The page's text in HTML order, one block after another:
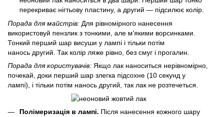
перекриває нігтьову пластину, а другий — підсилює колір.
Порада для майстрів: Для рівномірного нанесення
використовуй пензлик з тонкими, але м'якими ворсинками.
Тонкий перший шар висуши у лампі і тільки потім
нанось другий. Так колір ляже рівно, без смуг і прогалин.
Порада для користувачів: Якщо лак наноситься нерівномірно,
почекай, доки перший шар злегка підсохне (10 секунд у
лампі), і тільки потім нанось другий, так лак не розтечеться.
Полімеризація в лампі. Після нанесення кожного шару